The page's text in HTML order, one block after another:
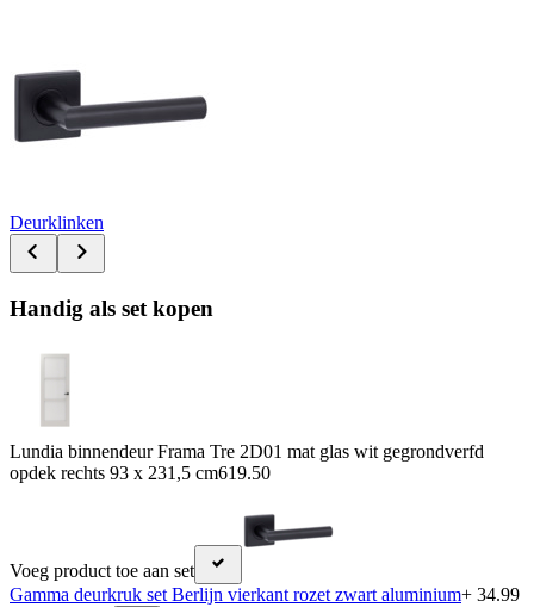
Deurklinken
Handig als set kopen
Lundia binnendeur Frama Tre 2D01 mat glas wit gegrondverfd
opdek rechts 93 x 231,5 cm619.50
Voeg product toe aan set
Gamma deurkruk set Berlijn vierkant rozet zwart aluminium+ 34.99